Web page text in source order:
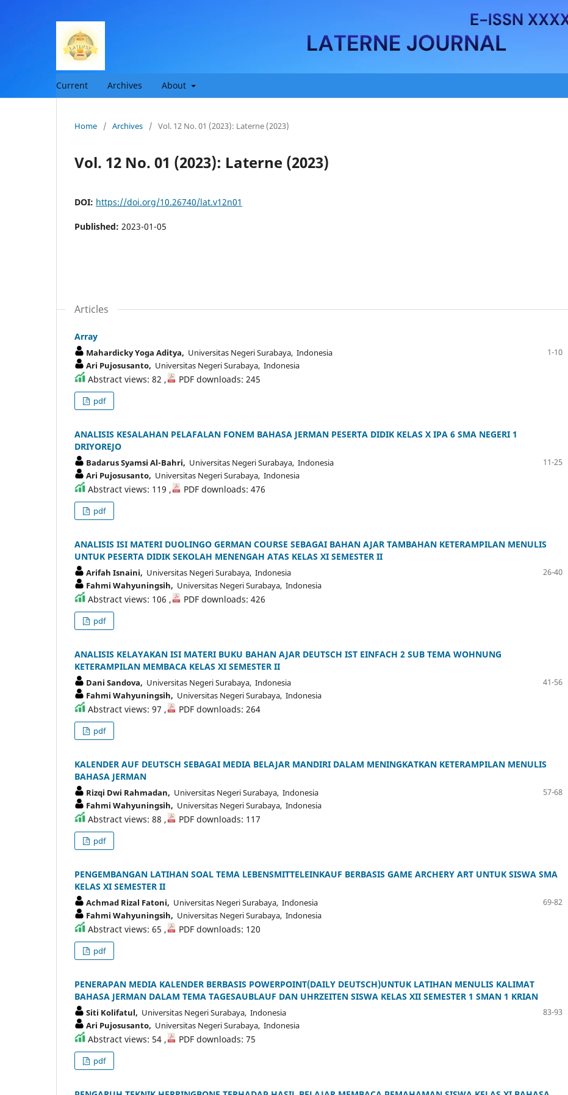
Current Archives About
Home / Archives / Vol. 12 No. 01 (2023): Laterne (2023)
Vol. 12 No. 01 (2023): Laterne (2023)
DOI: https://doi.org/10.26740/lat.v12n01
Published: 2023-01-05
Articles
Array
Mahardicky Yoga Aditya, Universitas Negeri Surabaya, Indonesia
Ari Pujosusanto, Universitas Negeri Surabaya, Indonesia
1-10
Abstract views: 82 , PDF downloads: 245
pdf
ANALISIS KESALAHAN PELAFALAN FONEM BAHASA JERMAN PESERTA DIDIK KELAS X IPA 6 SMA NEGERI 1
DRIYOREJO
Badarus Syamsi Al-Bahri, Universitas Negeri Surabaya, Indonesia
Ari Pujosusanto, Universitas Negeri Surabaya, Indonesia
11-25
Abstract views: 119 , PDF downloads: 476
pdf
ANALISIS ISI MATERI DUOLINGO GERMAN COURSE SEBAGAI BAHAN AJAR TAMBAHAN KETERAMPILAN MENULIS
UNTUK PESERTA DIDIK SEKOLAH MENENGAH ATAS KELAS XI SEMESTER II
Arifah Isnaini, Universitas Negeri Surabaya, Indonesia
Fahmi Wahyuningsih, Universitas Negeri Surabaya, Indonesia
26-40
Abstract views: 106 , PDF downloads: 426
pdf
ANALISIS KELAYAKAN ISI MATERI BUKU BAHAN AJAR DEUTSCH IST EINFACH 2 SUB TEMA WOHNUNG
KETERAMPILAN MEMBACA KELAS XI SEMESTER II
Dani Sandova, Universitas Negeri Surabaya, Indonesia
Fahmi Wahyuningsih, Universitas Negeri Surabaya, Indonesia
41-56
Abstract views: 97 , PDF downloads: 264
pdf
KALENDER AUF DEUTSCH SEBAGAI MEDIA BELAJAR MANDIRI DALAM MENINGKATKAN KETERAMPILAN MENULIS
BAHASA JERMAN
Rizqi Dwi Rahmadan, Universitas Negeri Surabaya, Indonesia
Fahmi Wahyuningsih, Universitas Negeri Surabaya, Indonesia
57-68
Abstract views: 88 , PDF downloads: 117
pdf
PENGEMBANGAN LATIHAN SOAL TEMA LEBENSMITTELEINKAUF BERBASIS GAME ARCHERY ART UNTUK SISWA SMA
KELAS XI SEMESTER II
Achmad Rizal Fatoni, Universitas Negeri Surabaya, Indonesia
Fahmi Wahyuningsih, Universitas Negeri Surabaya, Indonesia
69-82
Abstract views: 65 , PDF downloads: 120
pdf
PENERAPAN MEDIA KALENDER BERBASIS POWERPOINT(DAILY DEUTSCH)UNTUK LATIHAN MENULIS KALIMAT
BAHASA JERMAN DALAM TEMA TAGESAUBLAUF DAN UHRZEITEN SISWA KELAS XII SEMESTER 1 SMAN 1 KRIAN
Siti Kolifatul, Universitas Negeri Surabaya, Indonesia
Ari Pujosusanto, Universitas Negeri Surabaya, Indonesia
83-93
Abstract views: 54 , PDF downloads: 75
pdf